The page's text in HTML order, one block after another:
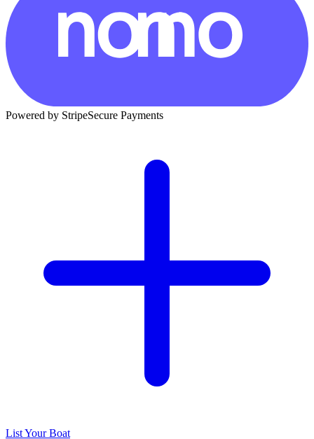
Powered by StripeSecure Payments
List Your Boat